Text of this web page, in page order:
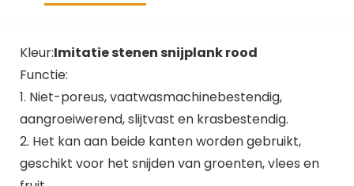
Kleur:Imitatie stenen snijplank rood
Functie:
1. Niet-poreus, vaatwasmachinebestendig,
aangroeiwerend, slijtvast en krasbestendig.
2. Het kan aan beide kanten worden gebruikt,
geschikt voor het snijden van groenten, vlees en